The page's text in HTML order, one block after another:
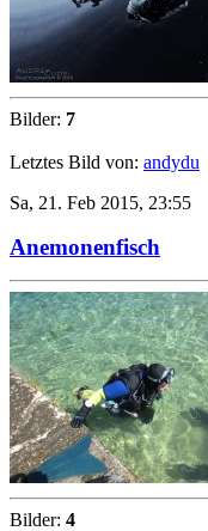
Bilder: 7
Letztes Bild von: andydu
Sa, 21. Feb 2015, 23:55
Anemonenfisch
Bilder: 4